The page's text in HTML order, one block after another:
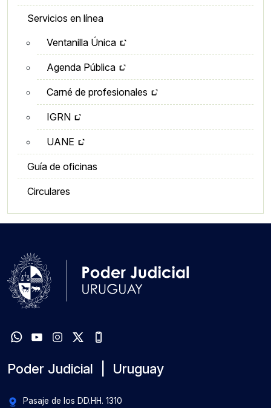
Servicios en línea
Ventanilla Única
Agenda Pública
Carné de profesionales
IGRN
UANE
Guía de oficinas
Circulares
Poder Judicial | Uruguay
Pasaje de los DD.HH. 1310